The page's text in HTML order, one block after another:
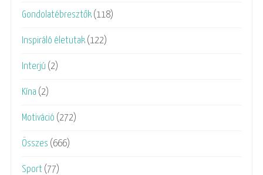
Gondolatébresztők (118)
Inspiráló életutak (122)
Interjú (2)
Kína (2)
Motiváció (272)
Összes (666)
Sport (77)